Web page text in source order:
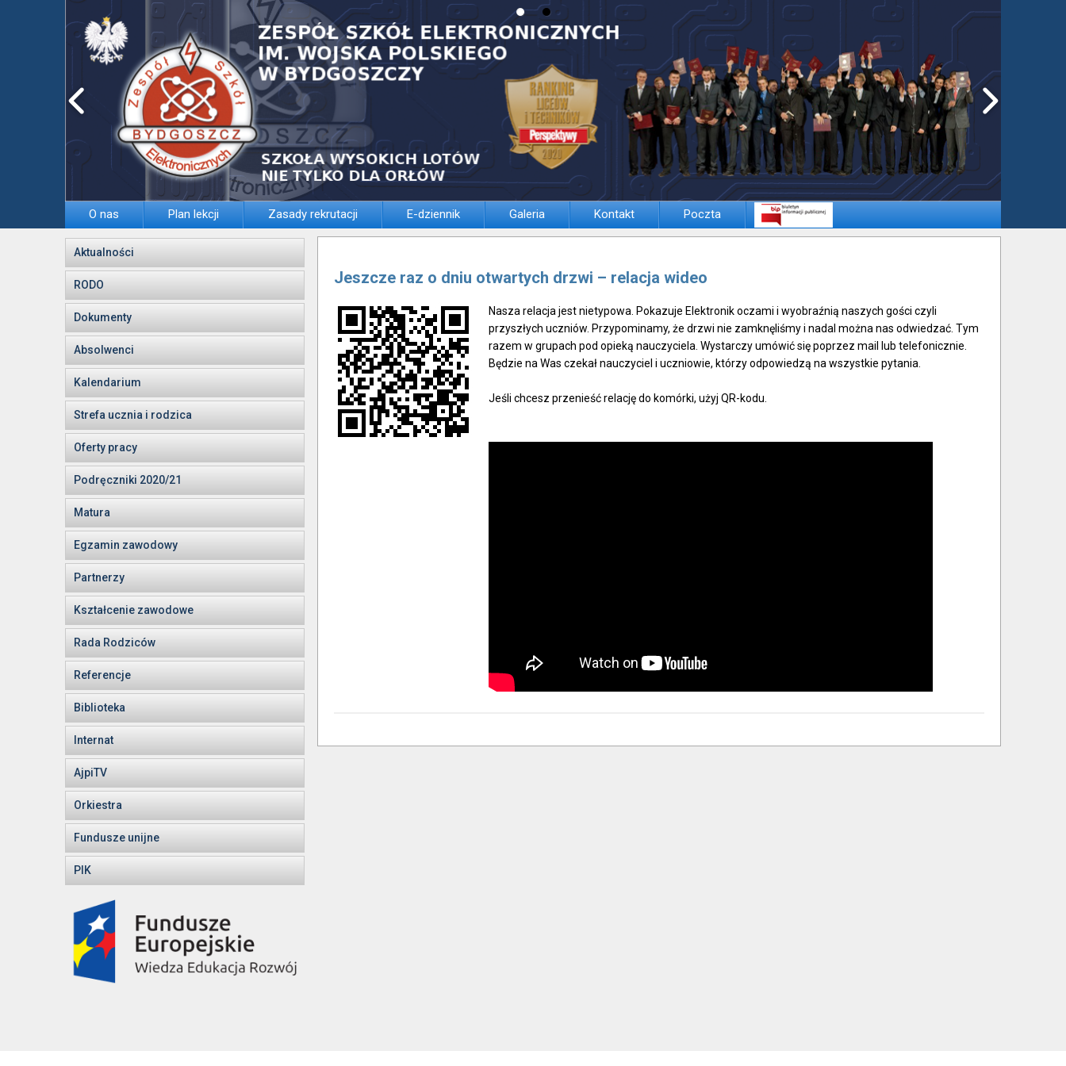
O nas Plan lekcji Zasady rekrutacji E-dziennik Galeria Kontakt Poczta
Aktualności
RODO
Dokumenty
Absolwenci
Kalendarium
Strefa ucznia i rodzica
Oferty pracy
Podręczniki 2020/21
Matura
Egzamin zawodowy
Partnerzy
Kształcenie zawodowe
Rada Rodziców
Referencje
Biblioteka
Internat
AjpiTV
Orkiestra
Fundusze unijne
PIK
Jeszcze raz o dniu otwartych drzwi – relacja wideo
Nasza relacja jest nietypowa. Pokazuje Elektronik oczami i wyobraźnią naszych gości czyli
przyszłych uczniów. Przypominamy, że drzwi nie zamknęliśmy i nadal można nas odwiedzać. Tym
razem w grupach pod opieką nauczyciela. Wystarczy umówić się poprzez mail lub telefonicznie.
Będzie na Was czekał nauczyciel i uczniowie, którzy odpowiedzą na wszystkie pytania.
Jeśli chcesz przenieść relację do komórki, użyj QR-kodu.